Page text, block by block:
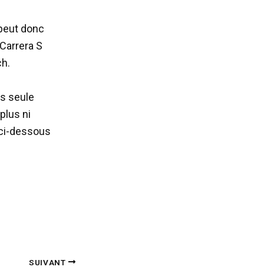
donc
S
seule
ni
dessous
SUIVANT